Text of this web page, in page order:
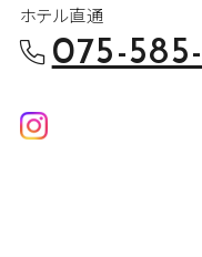
ホテル直通
075-